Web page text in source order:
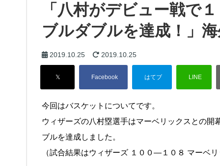
「八村がデビュー戦で
ブルダブルを達成！」
2019.10.25 2019.10.25
今回はバスケットについてです。
ウィザーズの八村塁選手はマーベリックスとの
ブルを達成しました。
（試合結果はウィザーズ １００―１０８ マーベ